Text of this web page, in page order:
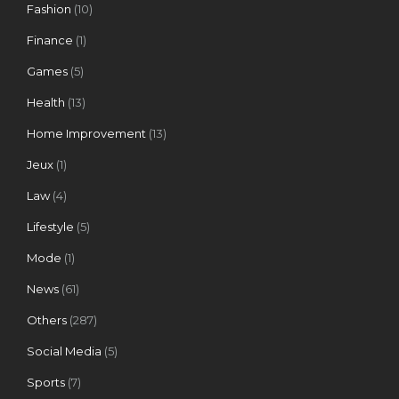
Fashion (10)
Finance (1)
Games (5)
Health (13)
Home Improvement (13)
Jeux (1)
Law(4)
Lifestyle (5)
Mode (1)
News (61)
Others (287)
Social Media (5)
Sports (7)